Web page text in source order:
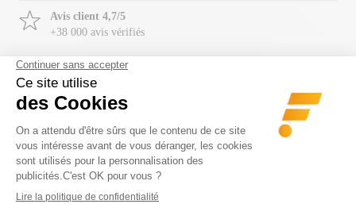
Avis client 4,7/5
+38 000 avis vérifiés
Description Précaution
est fabriquée par la marque
Apurna.
La phase de récupération est aussi cruciale que l'entraînement lui-
même. La boisson de récupération Apurna te permet de recharger
rapidement tes niveaux d'énergie, de réparer les muscles sollicités